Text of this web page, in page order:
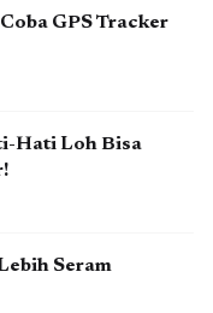
GPS Tracker
Hati Loh Bisa
Seram